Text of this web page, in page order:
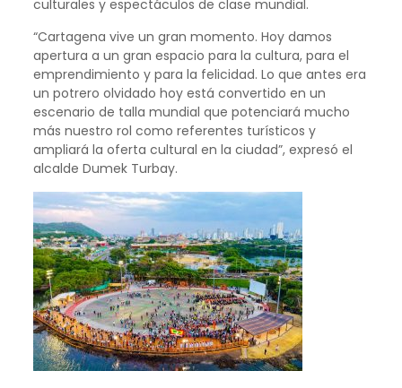
culturales y espectáculos de clase mundial.
“Cartagena vive un gran momento. Hoy damos
apertura a un gran espacio para la cultura, para el
emprendimiento y para la felicidad. Lo que antes era
un potrero olvidado hoy está convertido en un
escenario de talla mundial que potenciará mucho
más nuestro rol como referentes turísticos y
ampliará la oferta cultural en la ciudad”, expresó el
alcalde Dumek Turbay.